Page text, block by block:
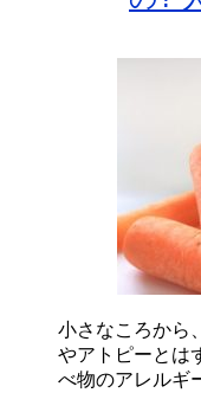
小さなころから
やアトピーとは
べ物のアレルギ